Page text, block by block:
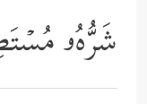
شَرُّهُۥ